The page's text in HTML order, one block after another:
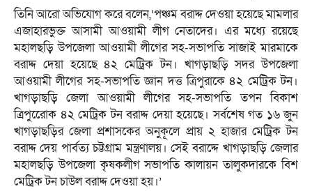
তিনি আরো অভিযোগ করে বলেন,‘পঞ্চম বরাদ্দ দেওয়া হয়েছে মামলার
এজাহারভুক্ত আসামী আওয়ামী লীগ নেতাদের। এর মধ্যে রয়েছে
মহালছড়ি উপজেলা আওয়ামী লীগের সহ-সভাপতি সাজাই মারমাকে
বরাদ্দ দেয়া হয়েছে ৪২ মেট্রিক টন। খাগড়াছড়ি সদর উপজেলা
আওয়ামী লীগের সহ-সভাপতি জ্ঞান দত্ত ত্রিপুরাকে ৪২ মেট্রিক টন।
খাগড়াছড়ি জেলা আওয়ামী লীগের সহ-সভাপতি তপন বিকাশ
ত্রিপুরােেক ৪২ মেট্রিক টন বরাদ্দ দেয়া হয়েছে। সর্বশেষ গত ১৬ জুন
খাগড়াছড়ির জেলা প্রশাসকের অনুকূলে প্রায় ২ হাজার মেট্রিক টন
বরাদ্দ দেয় পার্বত্য চট্টগ্রাম মন্ত্রণালয়। সেই বরাদ্দে খাগড়াছড়ি জেলার
মহালছড়ি উপজেলা কৃষকলীগ সভাপতি কালায়ন তালুকদারকে বিশ
মেট্রিক টন চাউল বরাদ্দ দেওয়া হয়।’